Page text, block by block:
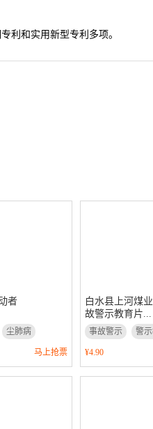
利和实用新型专利多项。
者
尘肺病
马上抢票
白水县上河煤
故警示教育片...
事故警示 警
¥4.90